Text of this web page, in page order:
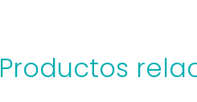
Productos